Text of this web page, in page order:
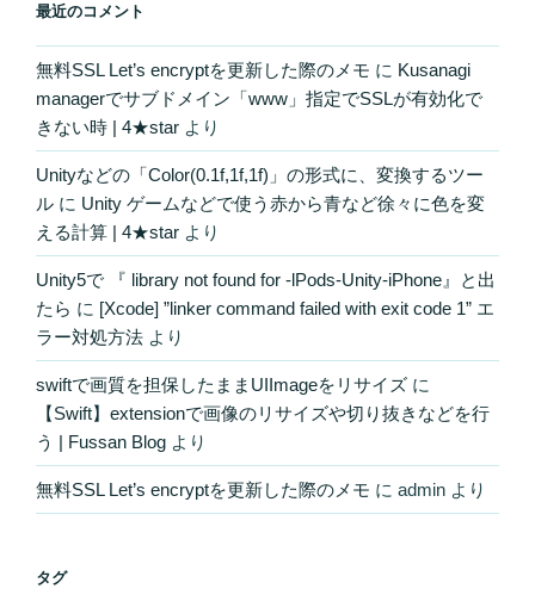
最近のコメント
無料SSL Let’s encryptを更新した際のメモ に Kusanagi
managerでサブドメイン「www」指定でSSLが有効化で
きない時 | 4★star より
Unityなどの「Color(0.1f,1f,1f)」の形式に、変換するツー
ル に Unity ゲームなどで使う赤から青など徐々に色を変
える計算 | 4★star より
Unity5で 『 library not found for -lPods-Unity-iPhone』と出
たら に [Xcode] ”linker command failed with exit code 1” エ
ラー対処方法 より
swiftで画質を担保したままUIImageをリサイズ に
【Swift】extensionで画像のリサイズや切り抜きなどを行
う | Fussan Blog より
無料SSL Let’s encryptを更新した際のメモ に admin より
タグ